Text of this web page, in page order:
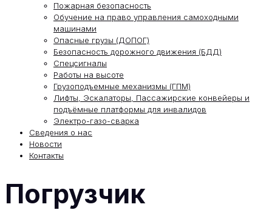
Пожарная безопасность
Обучение на право управления самоходными
машинами
Опасные грузы (ДОПОГ)
Безопасность дорожного движения (БДД)
Спецсигналы
Работы на высоте
Грузоподъемные механизмы (ГПМ)
Лифты, Эскалаторы, Пассажирские конвейеры и
подъёмные платформы для инвалидов
Электро-газо-сварка
Сведения о нас
Новости
Контакты
Погрузчик